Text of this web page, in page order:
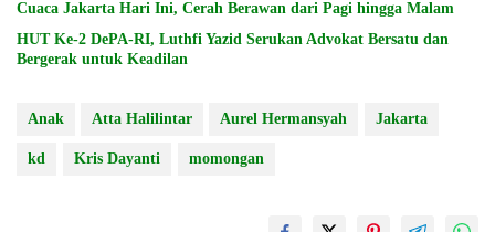
Cuaca Jakarta Hari Ini, Cerah Berawan dari Pagi hingga Malam
HUT Ke-2 DePA-RI, Luthfi Yazid Serukan Advokat Bersatu dan
Bergerak untuk Keadilan
Anak Atta Halilintar Aurel Hermansyah Jakarta
kd Kris Dayanti momongan